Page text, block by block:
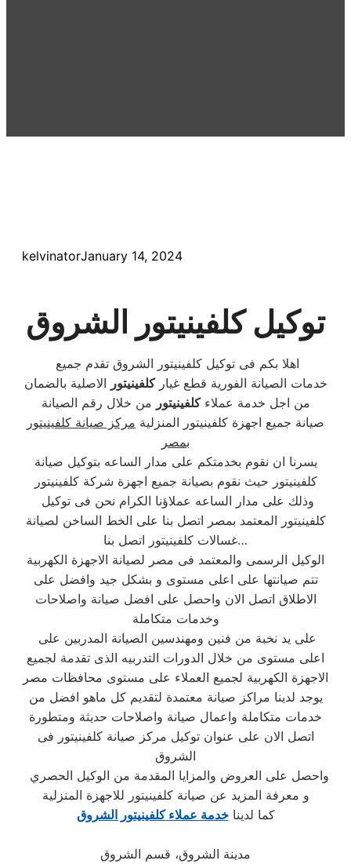
kelvinatorJanuary 14, 2024
توكيل كلفينيتور الشروق
خدمات الصيانة الفورية قطع غياركلفينيتور الاصلية بالضمان
من اجل خدمة عملاءكلفينيتور من خلال رقم الصيانة
صيانة جميع اجهزة كلفينيتور المنزلية مركز صيانة كلفينيتور
بمصر
يسرنا ان نقوم بخدمتكم على مدار الساعه بتوكيل صيانة
كلفينيتور حيث نقوم بصيانة جميع اجهزة شركة كلفينيتور
كلفينيتور المعتمد بمصر اتصل بنا على الخط الساخن لصيانة
غسالات كلفينيتور اتصل بنا…
الوكيل الرسمى والمعتمد فى مصر لصيانة الاجهزة الكهربية
تتم صيانتها على اعلى مستوى و بشكل جيد وافضل على
الاطلاق اتصل الان واحصل على افضل صيانة واصلاحات
وخدمات متكاملة
اعلى مستوى من خلال الدورات التدربيه الذى تقدمة لجميع
الاجهزة الكهربية لجميع العملاء على مستوى محافظات مصر
يوجد لدينا مراكز صيانة معتمدة لتقديم كل ماهو افضل من
خدمات متكاملة واعمال صيانة واصلاحات حديثة ومتطورة
اتصل الان على عنوان توكيل مركز صيانة كلفينيتور فى
الشروق
و معرفة المزيد عن صيانة كلفينيتور للاجهزة المنزلية
كما لديناخدمة عملاء كلفينيتور الشروق
مدينة الشروق، قسم الشروق